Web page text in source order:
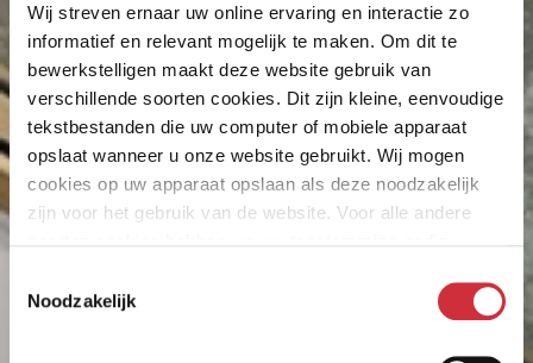
Wij streven ernaar uw online ervaring en interactie zo
informatief en relevant mogelijk te maken. Om dit te
bewerkstelligen maakt deze website gebruik van
verschillende soorten cookies. Dit zijn kleine, eenvoudige
tekstbestanden die uw computer of mobiele apparaat
opslaat wanneer u onze website gebruikt. Wij mogen
cookies op uw apparaat opslaan als deze noodzakelijk
zijn voor het gebruik van de website. Voor alle andere
Noodzakelijk